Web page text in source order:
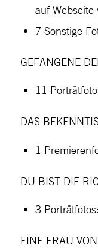
auf
7 Sonstige
GEFANGENE
11
DAS
1
DU BIST DIE
3
EINE FRAU